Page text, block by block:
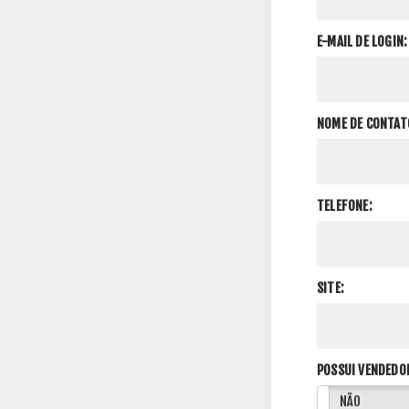
E-MAIL DE LOGIN:
NOME DE
TELEFONE:
SITE:
POSSUI
NÃO